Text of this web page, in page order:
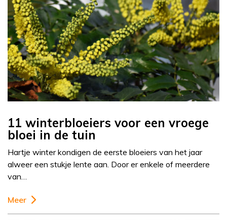
11 winterbloeiers voor een vroege
bloei in de tuin
Hartje winter kondigen de eerste bloeiers van het jaar
alweer een stukje lente aan. Door er enkele of meerdere
van…
Meer